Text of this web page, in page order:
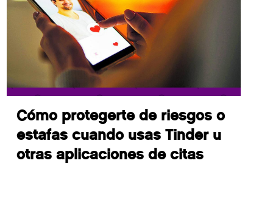
Cómo protegerte de riesgos o
estafas cuando usas Tinder u
otras aplicaciones de citas